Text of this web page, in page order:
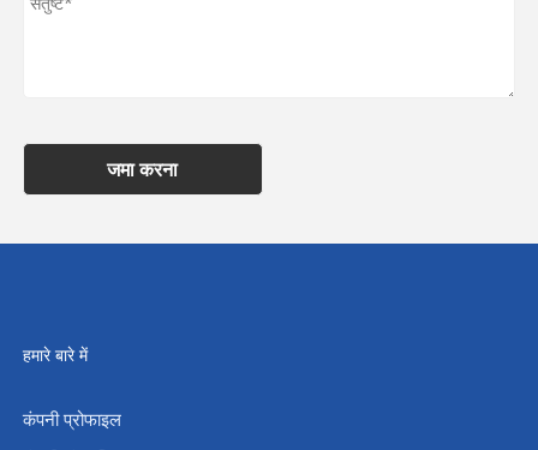
जमा करना
हमारे बारे में
कंपनी प्रोफाइल